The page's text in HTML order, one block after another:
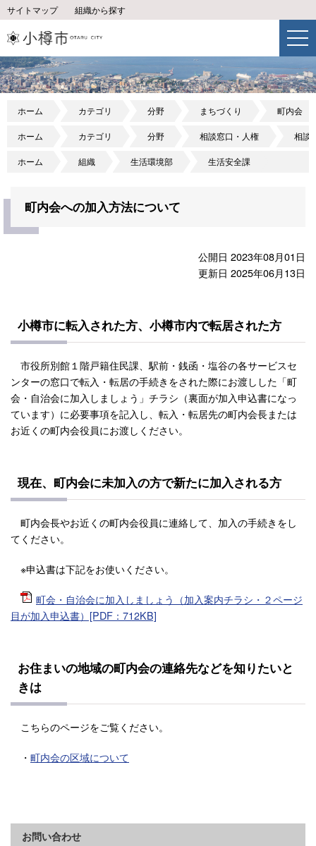
サイトマップ 組織から探す
ホーム カテゴリ 分野 まちづくり 町内会
ホーム カテゴリ 分野 相談窓口・人権 相談
ホーム 組織 生活環境部 生活安全課
町内会への加入方法について
公開日 2023年08月01日
更新日 2025年06月13日
小樽市に転入された方、小樽市内で転居された方
市役所別館１階戸籍住民課、駅前・銭函・塩谷の各サービスセ
ンターの窓口で転入・転居の手続きをされた際にお渡しした「町
会・自治会に加入しましょう」チラシ（裏面が加入申込書になっ
ています）に必要事項を記入し、転入・転居先の町内会長または
お近くの町内会役員にお渡しください。
現在、町内会に未加入の方で新たに加入される方
町内会長やお近くの町内会役員に連絡して、加入の手続きをし
てください。
※申込書は下記をお使いください。
町会・自治会に加入しましょう（加入案内チラシ・２ページ
目が加入申込書）[PDF：712KB]
お住まいの地域の町内会の連絡先などを知りたいと
きは
こちらのページをご覧ください。
・ 町内会の区域について
お問い合わせ